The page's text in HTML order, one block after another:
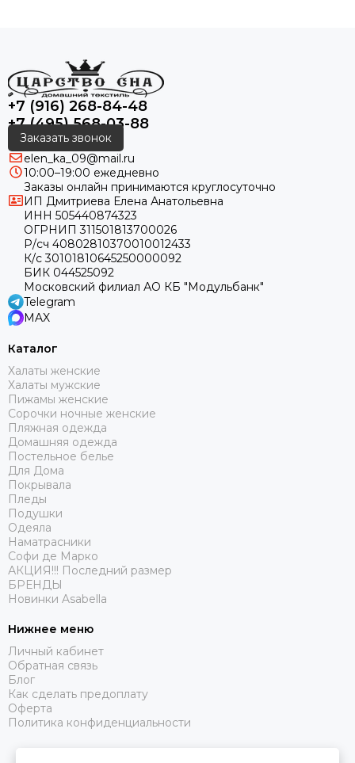
+7 (916) 268-84-48
+7 (495) 568-03-88
Заказать звонок
elen_ka_09@mail.ru
10:00–19:00 ежедневно
Заказы онлайн принимаются круглосуточно
ИП Дмитриева Елена Анатольевна
ИНН 505440874323
ОГРНИП 311501813700026
Р/сч 40802810370010012433
К/с 30101810645250000092
БИК 044525092
Московский филиал АО КБ "Модульбанк"
Telegram
MAX
Каталог
Халаты женские
Халаты мужские
Пижамы женские
Сорочки ночные женские
Пляжная одежда
Домашняя одежда
Постельное белье
Для Дома
Покрывала
Пледы
Подушки
Одеяла
Наматрасники
Софи де Марко
АКЦИЯ!!! Последний размер
БРЕНДЫ
Новинки Asabella
Нижнее меню
Личный кабинет
Обратная связь
Блог
Как сделать предоплату
Оферта
Политика конфиденциальности